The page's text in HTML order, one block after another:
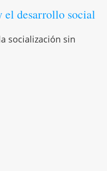
desarrollo social
socialización sin